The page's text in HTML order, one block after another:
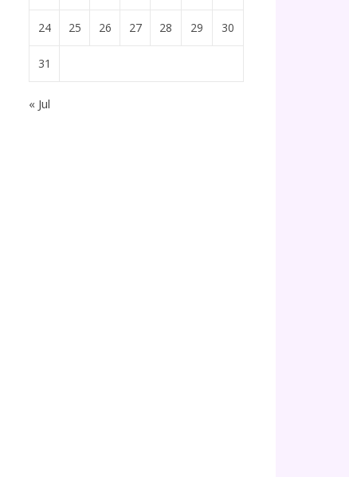
24 25 26 27 28 29 30
31
« Jul